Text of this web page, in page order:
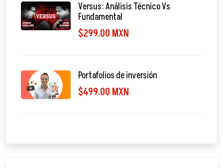
Versus: Análisis Técnico Vs
Fundamental
$299.00 MXN
Portafolios de inversión
$499.00 MXN